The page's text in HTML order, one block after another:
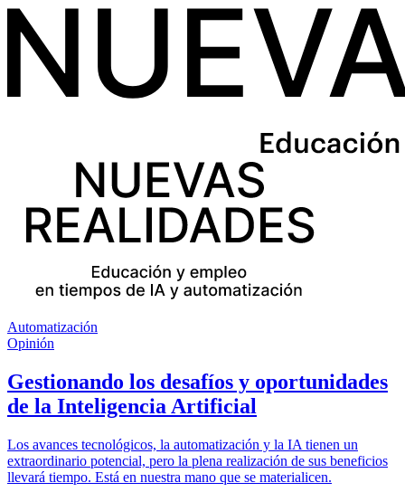
Automatización
Opinión
Gestionando los desafíos y oportunidades
de la Inteligencia Artificial
Los avances tecnológicos, la automatización y la IA tienen un
extraordinario potencial, pero la plena realización de sus beneficios
llevará tiempo. Está en nuestra mano que se materialicen.